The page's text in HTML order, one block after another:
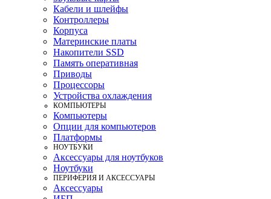
Кабели и шлейфы
Контроллеры
Корпуса
Материнские платы
Накопители SSD
Память оперативная
Приводы
Процессоры
Устройства охлаждения
КОМПЬЮТЕРЫ
Компьютеры
Опции для компьютеров
Платформы
НОУТБУКИ
Аксессуары для ноутбуков
Ноутбуки
ПЕРИФЕРИЯ И АКСЕССУАРЫ
Аксессуары